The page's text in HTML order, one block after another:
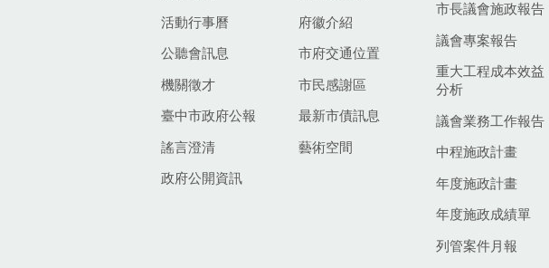
活動行事曆
公聽會訊息
機關徵才
臺中市政府公報
謠言澄清
政府公開資訊
府徽介紹
市府交通位置
市民感謝區
最新市債訊息
藝術空間
市長議會施政報告
議會專案報告
重大工程成本效益
分析
議會業務工作報告
中程施政計畫
年度施政計畫
年度施政成績單
列管案件月報